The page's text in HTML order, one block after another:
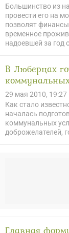
Большинство из
провести его на
позволят
временное
надоевшей за год
В Люберцах
29 мая 2010, 19:27
Как стало
началась
коммунальных
доброжелателей,
Главная